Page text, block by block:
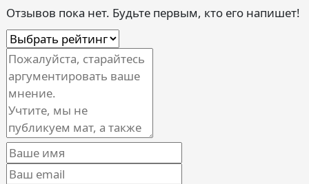
Отзывов пока нет. Будьте первым, кто его напишет!